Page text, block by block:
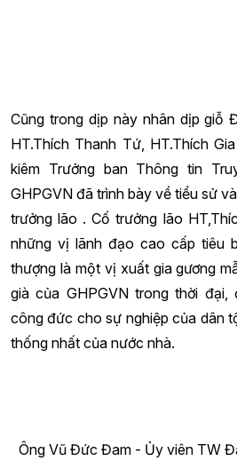
Cũng trong dịp này nhân dịp giỗ
HT.Thích Thanh Tứ, HT.Thích
kiêm Trưởng ban Thông tin
GHPGVN đã trình bày về tiểu sử
trưởng lão . Cố trưởng lão
những vị lãnh đạo cao cấp tiêu
thượng là một vị xuất gia gương
già của GHPGVN trong thời
công đức cho sự nghiệp của dân
thống nhất của nước nhà.
Ông Vũ Đức Đam - Ủy viên TW